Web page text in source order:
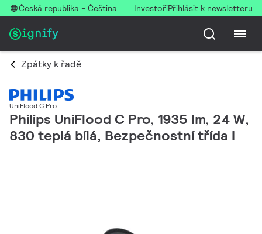
Česká republika - Čeština InvestořiPřihlásit k newsletteru
Zpátky k řadě
UniFlood C Pro
Philips UniFlood C Pro, 1935 lm, 24 W,
830 teplá bílá, Bezpečnostní třída I